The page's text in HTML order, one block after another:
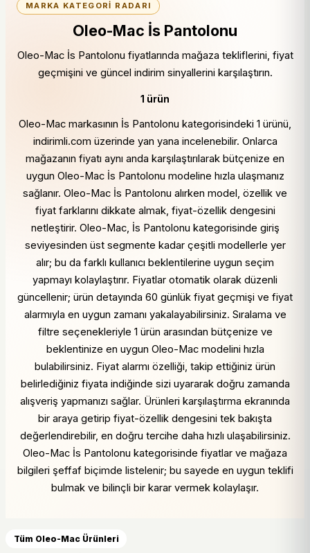
MARKA KATEGORI RADARI
Oleo-Mac İs Pantolonu
Oleo-Mac İs Pantolonu fiyatlarında mağaza tekliflerini, fiyat
geçmişini ve güncel indirim sinyallerini karşılaştırın.
1 ürün
Oleo-Mac markasının İs Pantolonu kategorisindeki 1 ürünü,
indirimli.com üzerinde yan yana incelenebilir. Onlarca
mağazanın fiyatı aynı anda karşılaştırılarak bütçenize en
uygun Oleo-Mac İs Pantolonu modeline hızla ulaşmanız
sağlanır. Oleo-Mac İs Pantolonu alırken model, özellik ve
fiyat farklarını dikkate almak, fiyat-özellik dengesini
netleştirir. Oleo-Mac, İs Pantolonu kategorisinde giriş
seviyesinden üst segmente kadar çeşitli modellerle yer
alır; bu da farklı kullanıcı beklentilerine uygun seçim
yapmayı kolaylaştırır. Fiyatlar otomatik olarak düzenli
güncellenir; ürün detayında 60 günlük fiyat geçmişi ve fiyat
alarmıyla en uygun zamanı yakalayabilirsiniz. Sıralama ve
filtre seçenekleriyle 1 ürün arasından bütçenize ve
beklentinize en uygun Oleo-Mac modelini hızla
bulabilirsiniz. Fiyat alarmı özelliği, takip ettiğiniz ürün
belirlediğiniz fiyata indiğinde sizi uyararak doğru zamanda
alışveriş yapmanızı sağlar. Ürünleri karşılaştırma ekranında
bir araya getirip fiyat-özellik dengesini tek bakışta
değerlendirebilir, en doğru tercihe daha hızlı ulaşabilirsiniz.
Oleo-Mac İs Pantolonu kategorisinde fiyatlar ve mağaza
bilgileri şeffaf biçimde listelenir; bu sayede en uygun teklifi
bulmak ve bilinçli bir karar vermek kolaylaşır.
Tüm Oleo-Mac Ürünleri